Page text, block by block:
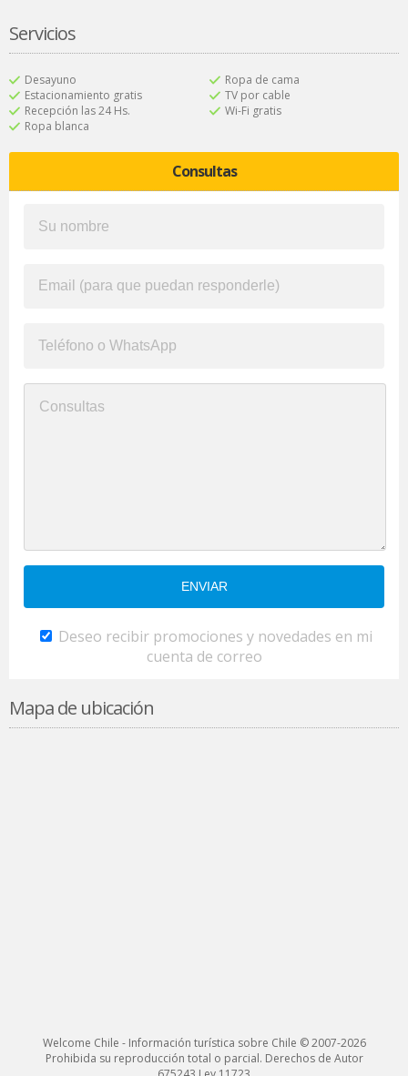
Servicios
Desayuno
Estacionamiento gratis
Recepción las 24 Hs.
Ropa blanca
Ropa de cama
TV por cable
Wi-Fi gratis
Consultas
Deseo recibir promociones y novedades en mi
cuenta de correo
Mapa de ubicación
Welcome Chile - Información turística sobre Chile © 2007-2026
Prohibida su reproducción total o parcial. Derechos de Autor